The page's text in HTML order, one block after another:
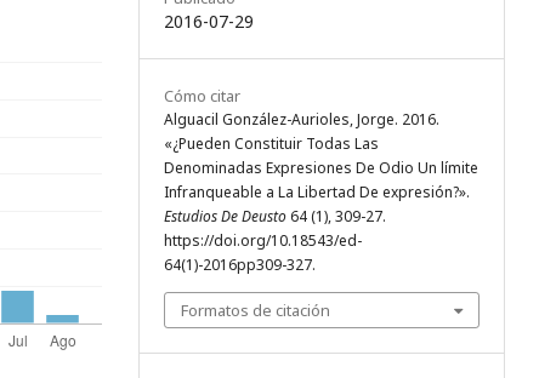
2016-07-29
Cómo citar
Alguacil González-Aurioles, Jorge. 2016.
«¿Pueden Constituir Todas Las
Denominadas Expresiones De Odio Un límite
Infranqueable a La Libertad De expresión?».
Estudios De Deusto 64 (1), 309-27.
https://doi.org/10.18543/ed-
64(1)-2016pp309-327.
Formatos de citación